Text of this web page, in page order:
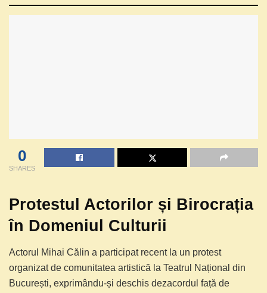
0
SHARES
Protestul Actorilor și Birocrația
în Domeniul Culturii
Actorul Mihai Călin a participat recent la un protest
organizat de comunitatea artistică la Teatrul Național din
București, exprimându-și deschis dezacordul față de